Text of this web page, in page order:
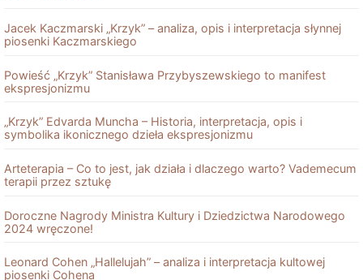
Jacek Kaczmarski „Krzyk” – analiza, opis i interpretacja słynnej
piosenki Kaczmarskiego
Powieść „Krzyk” Stanisława Przybyszewskiego to manifest
ekspresjonizmu
„Krzyk” Edvarda Muncha – Historia, interpretacja, opis i
symbolika ikonicznego dzieła ekspresjonizmu
Arteterapia – Co to jest, jak działa i dlaczego warto? Vademecum
terapii przez sztukę
Doroczne Nagrody Ministra Kultury i Dziedzictwa Narodowego
2024 wręczone!
Leonard Cohen „Hallelujah” – analiza i interpretacja kultowej
piosenki Cohena